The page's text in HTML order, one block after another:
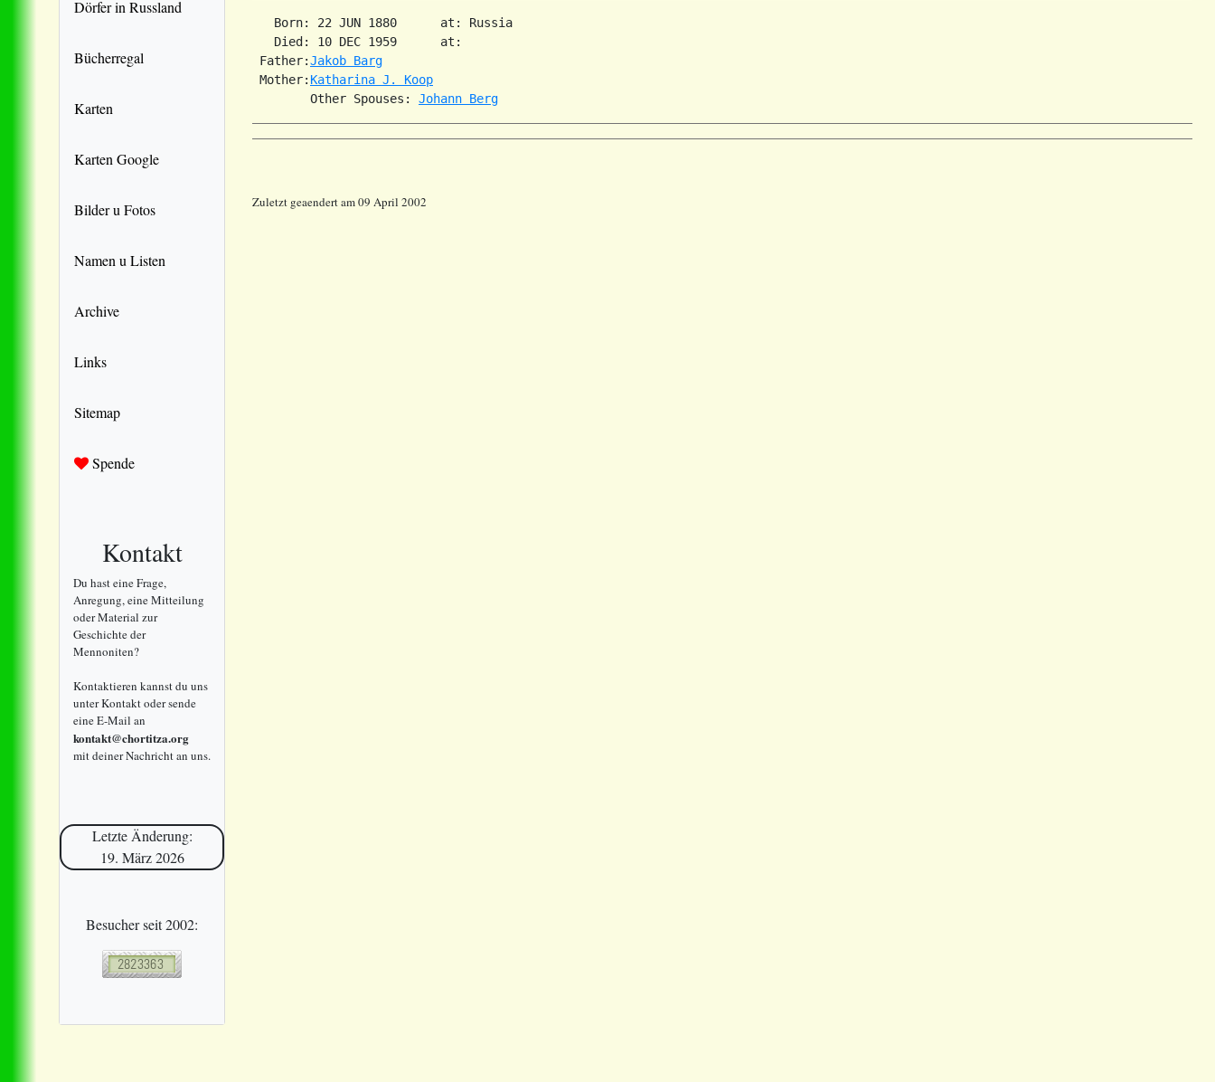
Dörfer in Russland
Bücherregal
Karten
Karten Google
Bilder u Fotos
Namen u Listen
Archive
Links
Sitemap
Spende
Kontakt
Du hast eine Frage,
Anregung, eine Mitteilung
oder Material zur
Geschichte der
Mennoniten?
Kontaktieren kannst du uns
unter Kontakt oder sende
eine E-Mail an
kontakt@chortitza.org
mit deiner Nachricht an uns.
Letzte Änderung:
19. März 2026
Besucher seit 2002:
   Born: 22 JUN 1880      at: Russia
   Died: 10 DEC 1959      at:
Father:Jakob Barg
Mother: Katharina J. Koop
        Other Spouses:
Johann Berg
Zuletzt geaendert am 09 April 2002